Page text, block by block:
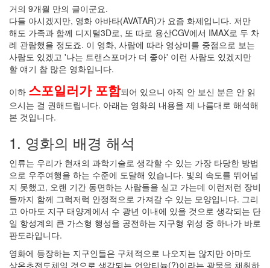
거의 9개월 만의 글이군요.
다들 아시겠지만, 영화 아바타(AVATAR)가 요즘 화제입니다. 저만
해도 가족과 함께 디지털3D로, 또 따로 용산CGV에서 IMAX로 두 차
례 관람했을 정도죠. 이 영화, 사람에 따라 영상미를 중점으로 보는
사람도 있겠고 '나는 트랜스포머가 더 좋아' 이런 사람도 있겠지만
할 얘기 참 많은 영화입니다.
이하 스포일러가 포함되어 있으니 아직 안 보신 분은 안 읽
으시는 걸 권해드립니다. 아래는 영화의 내용을 제 나름대로 해석해
본 것입니다.
1. 영화의 배경 해석
인류는 우리가 현재의 과학기술로 생각할 수 있는 가장 타당한 방법
으로 우주여행을 하는 수준에 도달해 있습니다. 빛의 속도를 뛰어넘
지 못했고, 오랜 기간 동면하는 사람들을 싣고 가는데 이런저런 장비
들까지 함께 그럭저럭 안정적으로 가져갈 수 있는 모양입니다. 그리
고 아마도 지구 태양계에서 수 광년 이내에 있을 것으로 생각되는 단
일 항성계의 큰 가스형 행성을 공전하는 지구형 위성 중 하나가 바로
판도라입니다.
영화에 등장하는 지구인들은 구체적으로 나오지는 않지만 아마도
상온초전도체일 것으로 생각되는 언악티늄(?)이라는 광물을 채취하
웹
로
그
래
물
앱
스
업
레
이
드
브
라
우